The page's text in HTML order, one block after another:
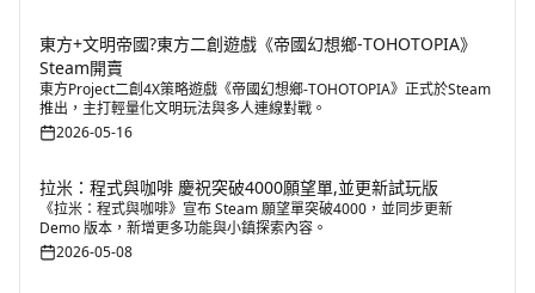
東方+文明帝國?東方二創遊戲《帝國幻想鄉-TOHOTOPIA》
Steam開賣
東方Project二創4X策略遊戲《帝國幻想鄉-TOHOTOPIA》正式於Steam
推出，主打輕量化文明玩法與多人連線對戰。
2026-05-16
拉米：程式與咖啡 慶祝突破4000願望單,並更新試玩版
《拉米：程式與咖啡》宣布 Steam 願望單突破4000，並同步更新
Demo 版本，新增更多功能與小鎮探索內容。
2026-05-08